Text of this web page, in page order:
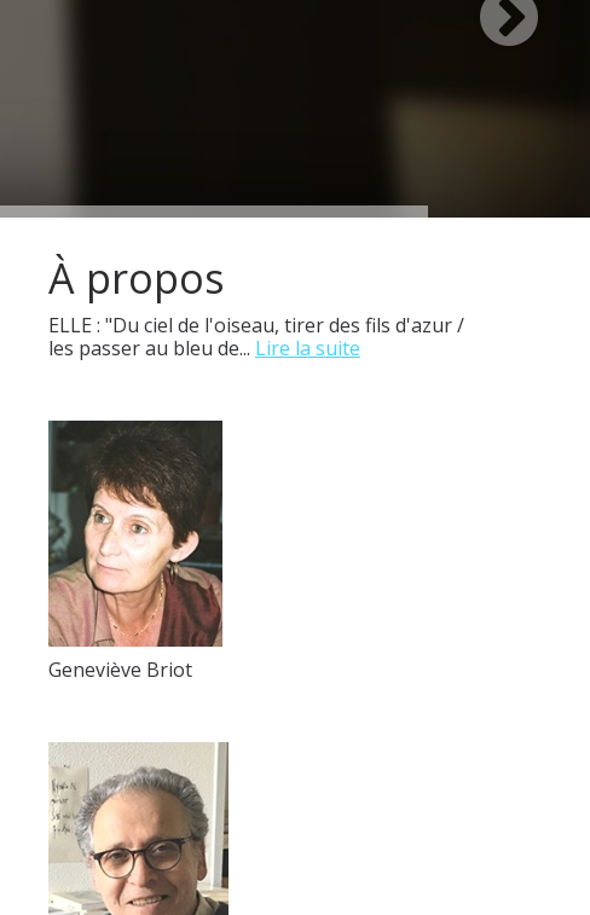
À propos
ELLE : "Du ciel de l'oiseau, tirer des fils d'azur /
les passer au bleu de... Lire la suite
Geneviève Briot